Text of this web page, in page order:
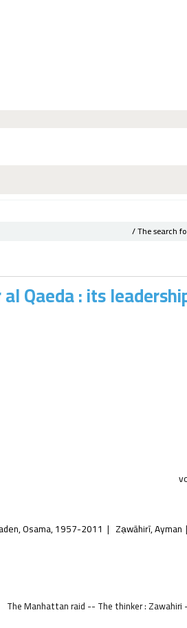
The search
Qaeda : its
Zạwāhirī, Ayman
Osama, 1957-2011
The Manhattan raid -- The thinker :